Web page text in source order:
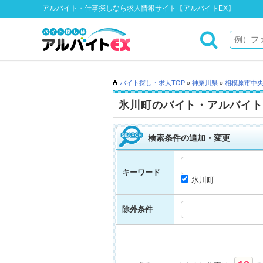
アルバイト・仕事探しなら求人情報サイト【アルバイトEX】
バイト探し・求人TOP » 神奈川県 » 相模原市中
氷川町のバイト・アルバイ
検索条件の追加・変更
キーワード
氷川町
除外条件